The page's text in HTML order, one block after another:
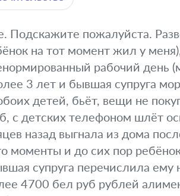
Подскажите пожалуйста.
на тот момент жил у
рабочий день
3 лет и бывшая супруга
детей, бьёт, вещи не
с детских телефоном шлёт
назад выгнала из дома
моменты и до сих пор
супруга перечислила
4700 бел руб рублей